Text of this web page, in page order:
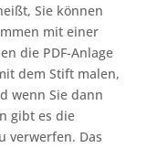
Sie können
mit einer
die PDF-Anlage
dem Stift malen,
wenn Sie dann
gibt es die
verwerfen. Das